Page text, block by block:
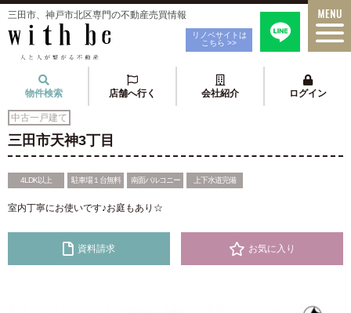
三田市、神戸市北区専門の不動産売買情報
リノベサイトは
こちら >>
物件検索 店舗へ行く 会社紹介 ログイン
中古一戸建て
三田市天神3丁目
4LDK以上 駐車場１台無料 南面バルコニー 上下水道完備
室内丁寧にお使いです♪お庭もあり☆
資料請求 お気に入り